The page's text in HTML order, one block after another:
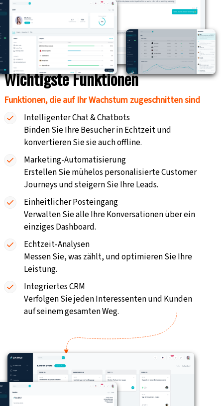
Wichtigste Funktionen
Funktionen, die auf Ihr Wachstum zugeschnitten sind
Intelligenter Chat & Chatbots
Binden Sie Ihre Besucher in Echtzeit und
konvertieren Sie sie auch offline.
Marketing-Automatisierung
Erstellen Sie mühelos personalisierte Customer
Journeys und steigern Sie Ihre Leads.
Einheitlicher Posteingang
Verwalten Sie alle Ihre Konversationen über ein
einziges Dashboard.
Echtzeit-Analysen
Messen Sie, was zählt, und optimieren Sie Ihre
Leistung.
Integriertes CRM
Verfolgen Sie jeden Interessenten und Kunden
auf seinem gesamten Weg.